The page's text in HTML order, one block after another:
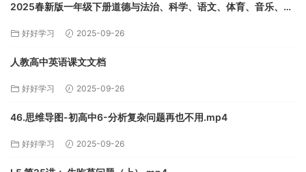
2025春新版一年级下册道德与法治、科学、语文、体育、音乐、美
好好学习 2025-09-26
人教高中英语课文文档
好好学习 2025-09-26
46.思维导图-初高中6-分析复杂问题再也不用.mp4
好好学习 2025-09-26